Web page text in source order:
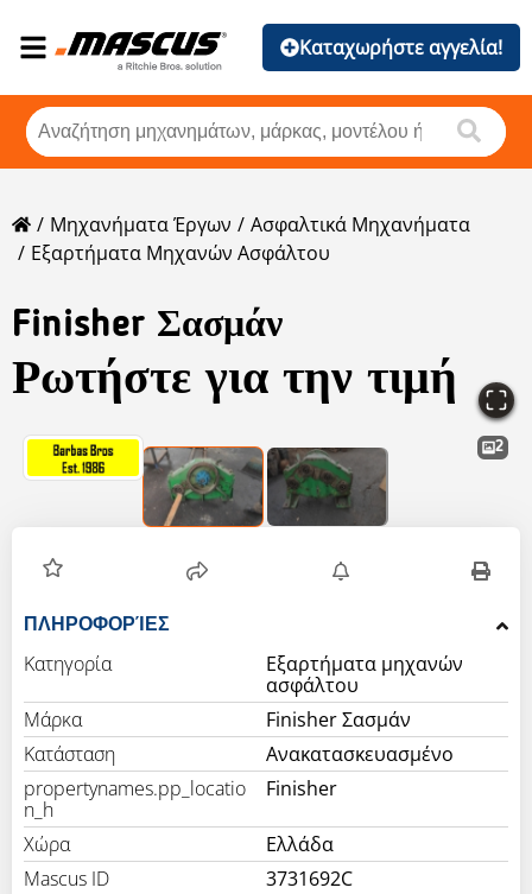
Καταχωρήστε αγγελία!
Μηχανήματα Έργων
Ασφαλτικά Μηχανήματα
Εξαρτήματα Μηχανών Ασφάλτου
Finisher Σασμάν
Ρωτήστε για την τιμή
2
ΠΛΗΡΟΦΟΡΊΕΣ
Κατηγορία
Εξαρτήματα μηχανών
ασφάλτου
Μάρκα
Finisher Σασμάν
Κατάσταση
Ανακατασκευασμένο
propertynames.pp_locatio
n_h
Finisher
Χώρα
Ελλάδα
Mascus ID
3731692C